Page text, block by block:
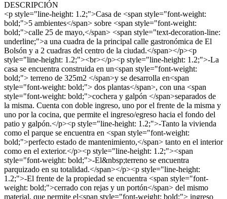
DESCRIPCIÓN
<p style="line-height: 1.2;">Casa de <span style="font-weight:
bold;">5 ambientes</span> sobre <span style="font-weight:
bold;">calle 25 de mayo,</span> <span style="text-decoration-line:
underline;">a una cuadra de la principal calle gastronómica de El
Bolsón y a 2 cuadras del centro de la ciudad.</span></p><p
style="line-height: 1.2;"><br></p><p style="line-height: 1.2;">-La
casa se encuentra construida en un<span style="font-weight:
bold;"> terreno de 325m2 </span>y se desarrolla en<span
style="font-weight: bold;"> dos plantas</span>, con una <span
style="font-weight: bold;">cochera y galpón </span>separados de
la misma. Cuenta con doble ingreso, uno por el frente de la misma y
uno por la cocina, que permite el ingreso/egreso hacia el fondo del
patio y galpón.</p><p style="line-height: 1.2;">-Tanto la vivienda
como el parque se encuentra en <span style="font-weight:
bold;">perfecto estado de mantenimiento,</span> tanto en el interior
como en el exterior.</p><p style="line-height: 1.2;"><span
style="font-weight: bold;">-El&nbsp;terreno se encuentra
parquizado en su totalidad.</span></p><p style="line-height:
1.2;">-El frente de la propiedad se encuentra <span style="font-
weight: bold;">cerrado con rejas y un portón</span> del mismo
material, que permite el<span style="font-weight: bold;"> ingreso